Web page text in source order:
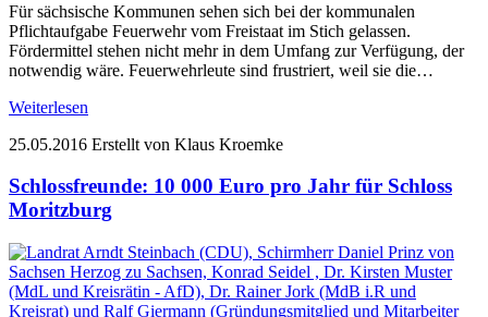
Für sächsische Kommunen sehen sich bei der kommunalen
Pflichtaufgabe Feuerwehr vom Freistaat im Stich gelassen.
Fördermittel stehen nicht mehr in dem Umfang zur Verfügung, der
notwendig wäre. Feuerwehrleute sind frustriert, weil sie die…
Weiterlesen
25.05.2016 Erstellt von Klaus Kroemke
Schlossfreunde: 10 000 Euro pro Jahr für Schloss
Moritzburg